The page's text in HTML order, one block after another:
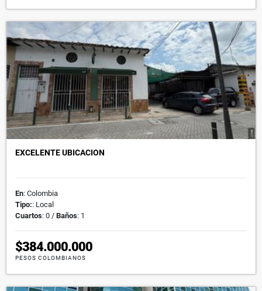
EXCELENTE UBICACION
En: Colombia
Tipo:: Local
Cuartos: 0 / Baños: 1
$384.000.000
PESOS COLOMBIANOS